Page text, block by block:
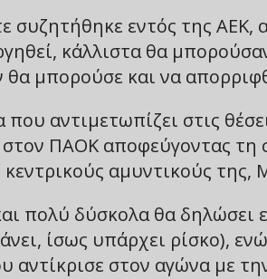
εντός της ΑΕΚ,
κάλλιστα θα
μπορούσε και να
που αντιμετωπίζει στις
ΠΑΟΚ αποφεύγοντας τη
αμυντικούς της,
πολύ δύσκολα θα δηλώσει
ίσως υπάρχει ρίσκο),
αντίκρισε στον αγώνα με